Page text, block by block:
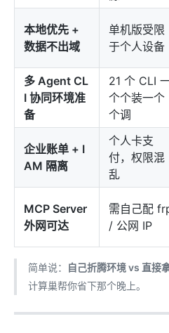
本地优先 +
数据不出域
单机版受限
于个人设备
多 Agent CL
I 协同环境准
备
21 个 CLI
个个装一个
个调
企业账单 + I
AM 隔离
个人卡支
付，权限混
乱
MCP Server
外网可达
需自己配
/ 公网 IP
简单说： 自己折腾环境 vs 直接
计算巢帮你省下那个晚上。